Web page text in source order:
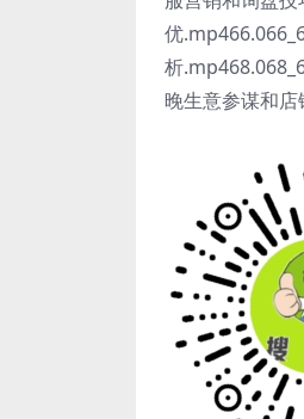
优
析
晚生意参谋和